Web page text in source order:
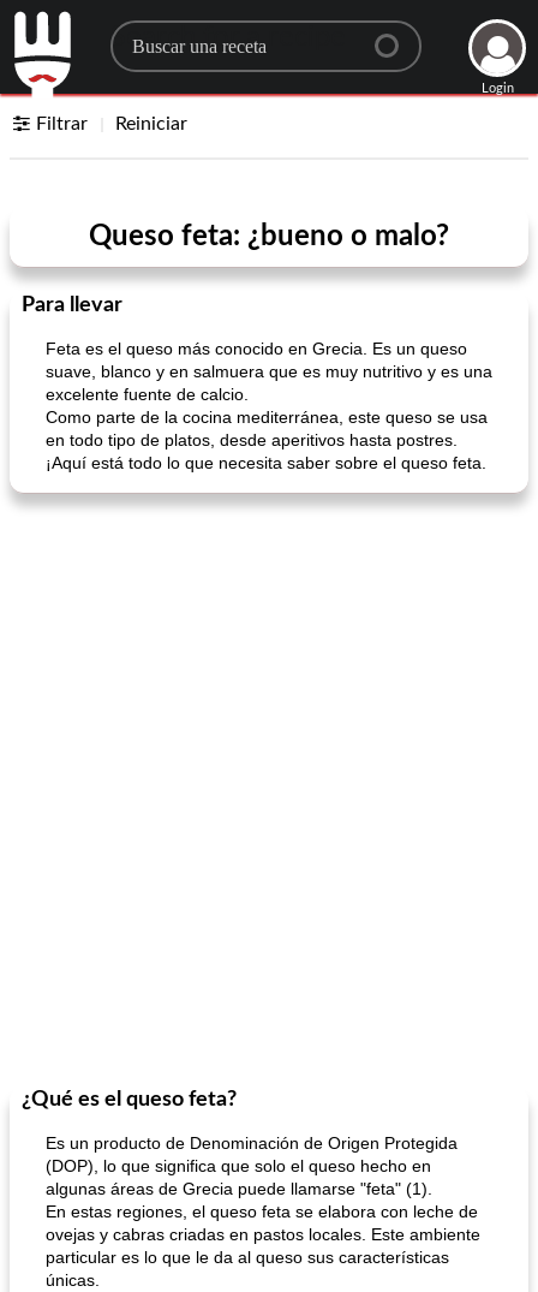
Search for a recipe
Login
Filtrar Reiniciar
Queso feta: ¿bueno o malo?
Para llevar
Feta es el queso más conocido en Grecia. Es un queso
suave, blanco y en salmuera que es muy nutritivo y es una
excelente fuente de calcio.
Como parte de la cocina mediterránea, este queso se usa
en todo tipo de platos, desde aperitivos hasta postres.
¡Aquí está todo lo que necesita saber sobre el queso feta.
¿Qué es el queso feta?
Es un producto de Denominación de Origen Protegida
(DOP), lo que significa que solo el queso hecho en
algunas áreas de Grecia puede llamarse "feta" (1).
En estas regiones, el queso feta se elabora con leche de
ovejas y cabras criadas en pastos locales. Este ambiente
particular es lo que le da al queso sus características
únicas.